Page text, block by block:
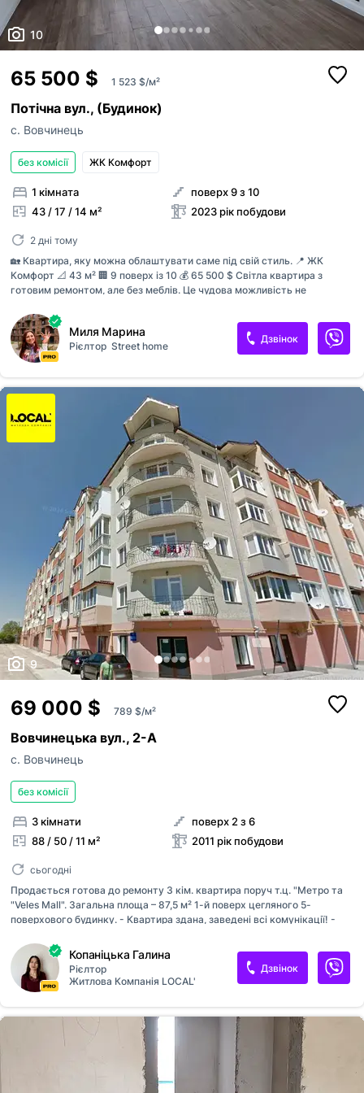
10
65 500 $ 1 523 $/м²
Потічна вул., (Будинок)
с. Вовчинець
без комісії ЖК Комфорт
1 кімната
43 / 17 / 14 м²
поверх 9 з 10
2023 рік побудови
2 дні тому
🏡 Квартира, яку можна облаштувати саме під свій стиль. 📍 ЖК
Комфорт 📐 43 м² 🏢 9 поверх із 10 💰 65 500 $ Світла квартира з
готовим ремонтом, але без меблів. Це чудова можливість не
так, як хочеться саме вам. ✨ Переваги: 🔸 якісний ремонт — без
додаткових витрат на чорнові роботи; 🔸 9 поверх; 🔸 сучасний
житловий комплекс із доглянутою прибудинковою територією; 🔸
відмінний варіант як для власного проживання, так і для здачі в
оренду. 📲 Хочете переглянути квартиру або дізнатися більше?
Телефонуйте
Миля Марина
Рієлтор Street home
Дзвінок
9
69 000 $ 789 $/м²
Вовчинецька вул., 2-А
с. Вовчинець
без комісії
3 кімнати
88 / 50 / 11 м²
поверх 2 з 6
2011 рік побудови
сьогодні
Продається готова до ремонту 3 кім. квартира поруч т.ц. "Метро та
"Veles Mall". Загальна площа – 87,5 м² 1-й поверх цегляного 5-
поверхового будинку. - Квартира здана, заведені всі комунікації! -
з балконом, три окремі кімнати з лоджіями, роздільний санвузол,
місткий коридор. Відмінна локація в зеленій, відпочинковій зоні поруч
"Вовчинецькі гори" та річка, найбільші торгові центри міста, зупинка
транспорту, школи та садочки.
Копаніцька Галина
Рієлтор
Житлова Компанія LOCAL'
Дзвінок